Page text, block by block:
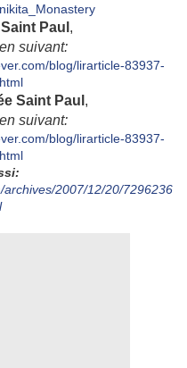
Paul ,
suivant:
blog/lirarticle-83937-
Saint Paul ,
suivant:
blog/lirarticle-83937-
2007/12/20/7296236